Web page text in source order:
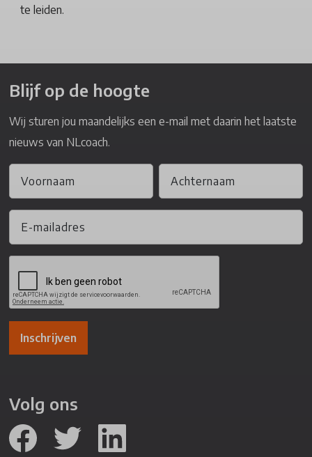
te leiden.
Blijf op de hoogte
Wij sturen jou maandelijks een e-mail met daarin het laatste
nieuws van NLcoach.
Inschrijven
Volg ons